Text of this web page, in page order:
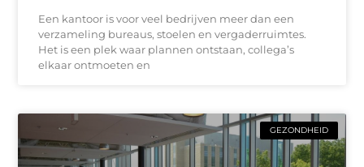
Een kantoor is voor veel bedrijven meer dan een
verzameling bureaus, stoelen en vergaderruimtes.
Het is een plek waar plannen ontstaan, collega’s
elkaar ontmoeten en
GEZONDHEID